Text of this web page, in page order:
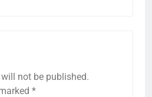
not be published.
*